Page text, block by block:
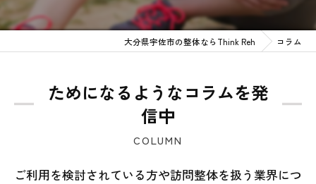
大分県宇佐市の整体ならThink Reh コラム
ためになるようなコラムを発
信中
COLUMN
ご利用を検討されている方や訪問整体を扱う業界につ